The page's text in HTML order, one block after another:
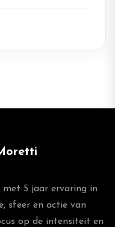
5 jaar ervaring in
sfeer en actie van
op de intensiteit en